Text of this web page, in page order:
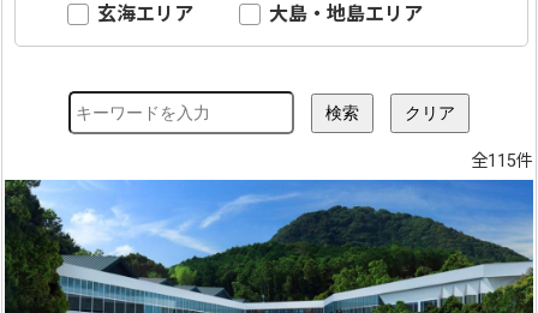
玄海エリア 大島・地島エリア
全115件